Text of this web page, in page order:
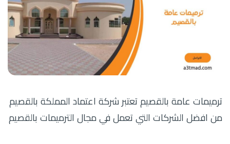
ترميمات عامة بالقصيم تعتبر شركة اعتماد المملكة بالقصيم
من افضل الشركات التي تعمل في مجال الترميمات بالقصيم